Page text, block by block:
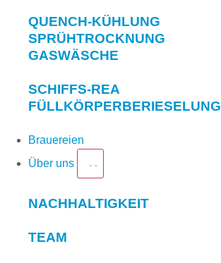
QUENCH-KÜHLUNG
SPRÜHTROCKNUNG
GASWÄSCHE
SCHIFFS-REA
FÜLLKÖRPERBERIESELUNG
Brauereien
Über uns
NACHHALTIGKEIT
TEAM